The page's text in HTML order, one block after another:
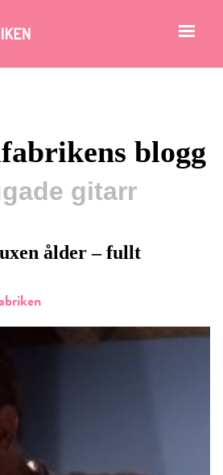
blogg
gitarr
ålder – fullt